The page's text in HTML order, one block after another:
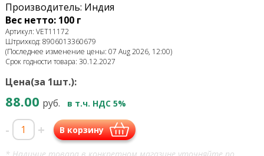
Производитель: Индия
Вес нетто: 100 г
Артикул: VET11172
Штрихкод: 8906013360679
(Последнее изменение цены: 07 Aug 2026, 12:00)
Срок годности товара: 30.12.2027
Цена(за 1шт.):
88.00 руб. в т.ч. НДС 5%
- + В корзину